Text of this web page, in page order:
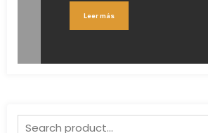
Leer más